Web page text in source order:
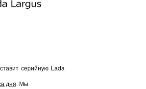
серийную Lada
дня. Мы